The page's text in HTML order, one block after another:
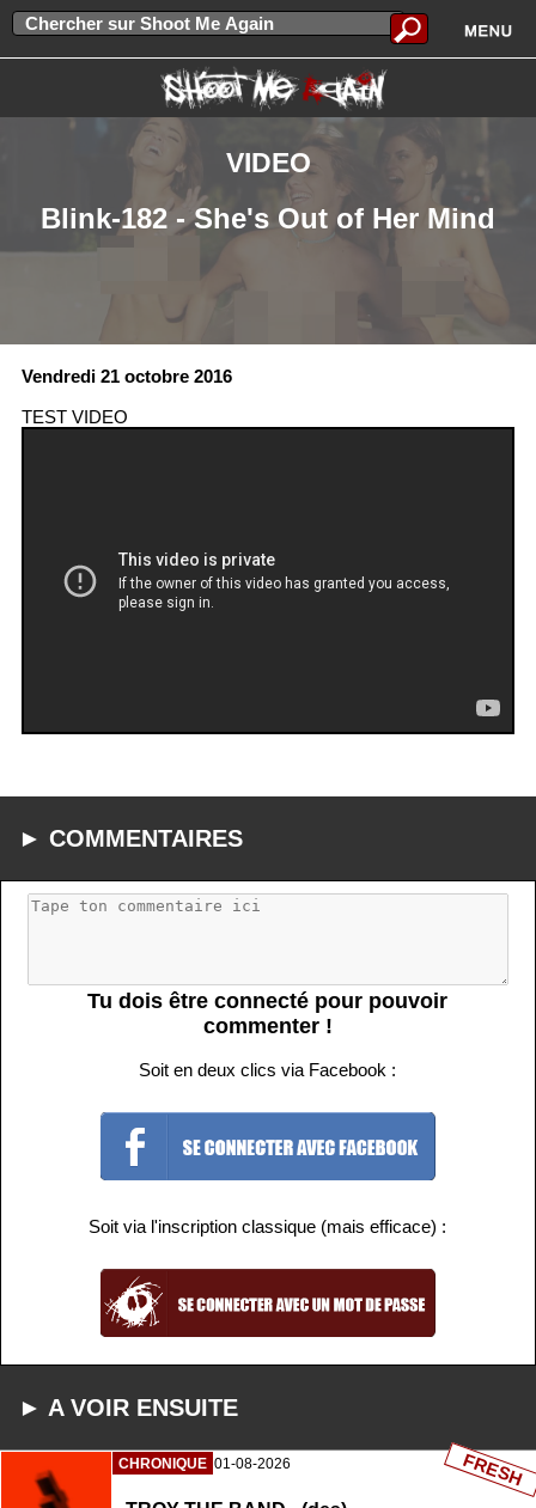
VIDEO
Blink-182 - She's Out of Her Mind
Vendredi 21 octobre 2016
TEST VIDEO
► COMMENTAIRES
Tu dois être connecté pour pouvoir
commenter !
Soit en deux clics via Facebook :
Soit via l'inscription classique (mais efficace) :
► A VOIR ENSUITE
CHRONIQUE 01-08-2026 FRESH